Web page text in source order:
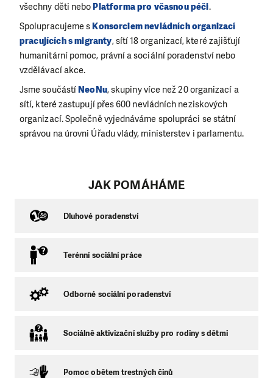
všechny děti neboPlatforma pro včasnou péči.
Spolupracujeme sKonsorciem nevládních organizací
pracujících s migranty, sítí 18 organizací, které zajišťují
humanitární pomoc, právní a sociální poradenství nebo
vzdělávací akce.
Jsme součástíNeoNu, skupiny více než 20 organizací a
sítí, které zastupují přes 600 nevládních neziskových
organizací. Společně vyjednáváme spolupráci se státní
správou na úrovni Úřadu vlády, ministerstev i parlamentu.
JAK POMÁHÁME
Dluhové poradenství
Terénní sociální práce
Odborné sociální poradenství
Sociálně aktivizační služby pro rodiny s dětmi
Pomoc obětem trestných činů